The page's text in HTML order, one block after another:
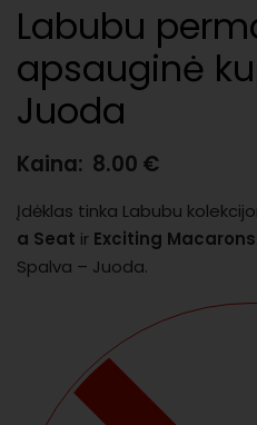
Labubu
apsauginė
Juoda
Kaina: 8.00 €
Įdėklas tinka Labubu
a Seat ir Exciting Macarons
Spalva – Juoda.